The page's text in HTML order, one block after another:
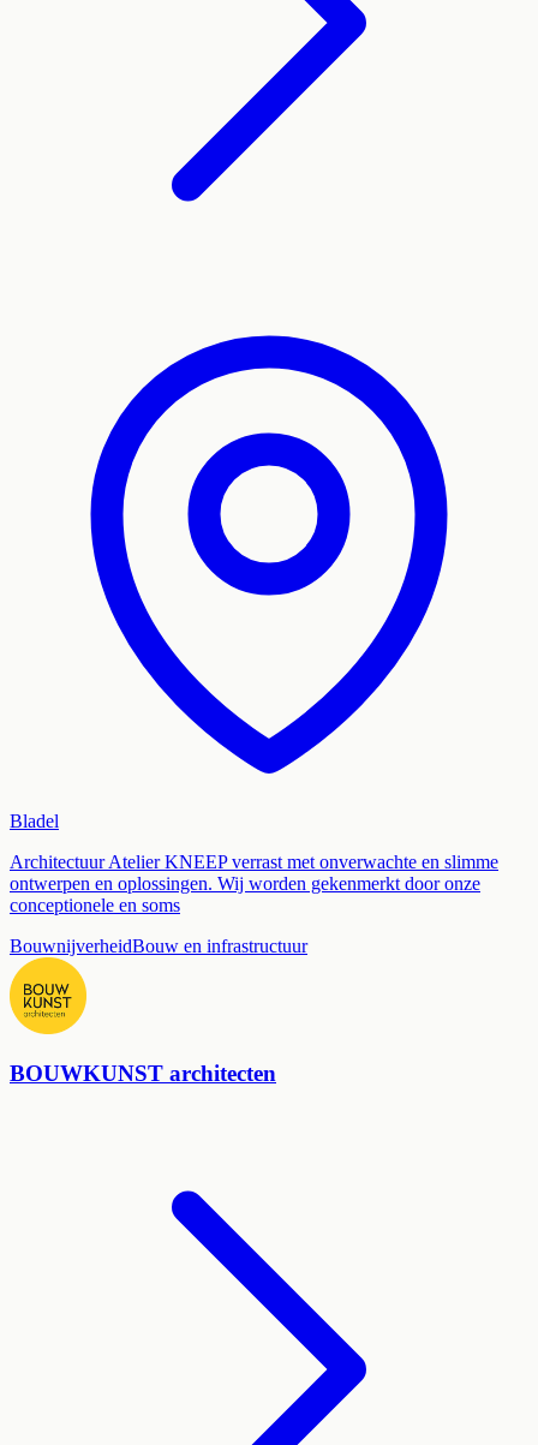
Bladel
Architectuur Atelier KNEEP verrast met onverwachte en slimme
ontwerpen en oplossingen. Wij worden gekenmerkt door onze
conceptionele en soms
BouwnijverheidBouw en infrastructuur
BOUWKUNST architecten